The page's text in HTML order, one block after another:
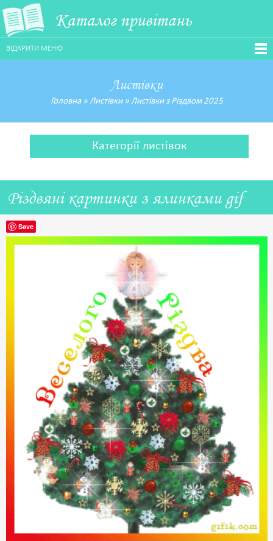
Каталог привітань
ВІДКРИТИ МЕНЮ
Листівки
Головна» Листівки» Листівки з Різдвом 2025
Категорії листівок
Різдвяні картинки з ялинками gif
Save